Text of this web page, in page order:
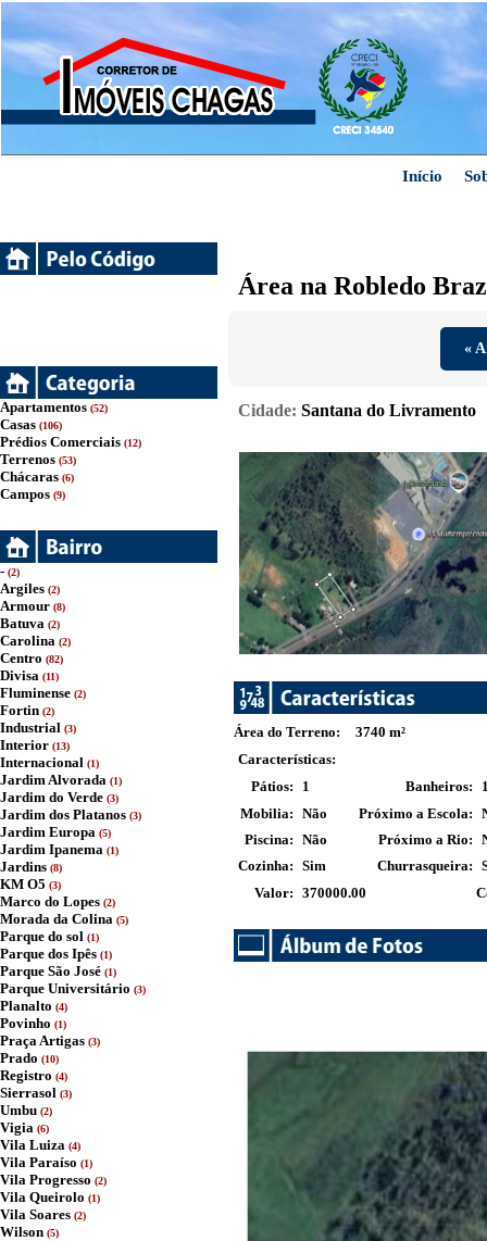
Início
Apartamentos (52)
Casas (106)
Prédios Comerciais (12)
Terrenos (53)
Chácaras (6)
Campos (9)
- (2)
Argiles (2)
Armour (8)
Batuva (2)
Carolina (2)
Centro (82)
Divisa (11)
Fluminense (2)
Fortin (2)
Industrial (3)
Interior (13)
Internacional (1)
Jardim Alvorada (1)
Jardim do Verde (3)
Jardim dos Platanos (3)
Jardim Europa (5)
Jardim Ipanema (1)
Jardins (8)
KM O5 (3)
Marco do Lopes (2)
Morada da Colina (5)
Parque do sol (1)
Parque dos Ipês (1)
Parque São José (1)
Parque Universitário (3)
Planalto (4)
Povinho (1)
Praça Artigas (3)
Prado (10)
Registro (4)
Sierrasol (3)
Umbu (2)
Vigia (6)
Vila Luiza (4)
Vila Paraíso (1)
Vila Progresso (2)
Vila Queirolo (1)
Vila Soares (2)
Wilson (5)
Área na Robledo
«
Cidade: Santana do Livramento
Área do Terreno: 3740 m²
Características:
Pátios:
1 Banheiros:
Mobilia: Não Próximo a Escola:
Piscina: Não Próximo a Rio:
Cozinha: Sim Churrasqueira:
Valor: 370000.00